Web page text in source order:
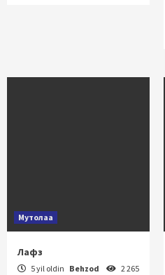
Мутолаа
Лафз
5 yil oldin Behzod 2 265